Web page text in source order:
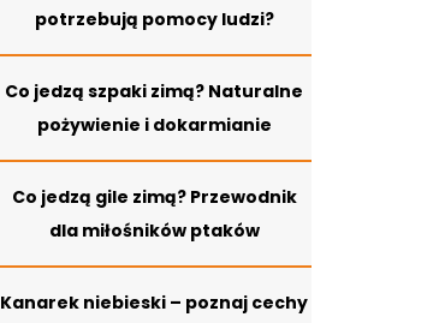
potrzebują pomocy ludzi?
Co jedzą szpaki zimą? Naturalne
pożywienie i dokarmianie
Co jedzą gile zimą? Przewodnik
dla miłośników ptaków
Kanarek niebieski – poznaj cechy